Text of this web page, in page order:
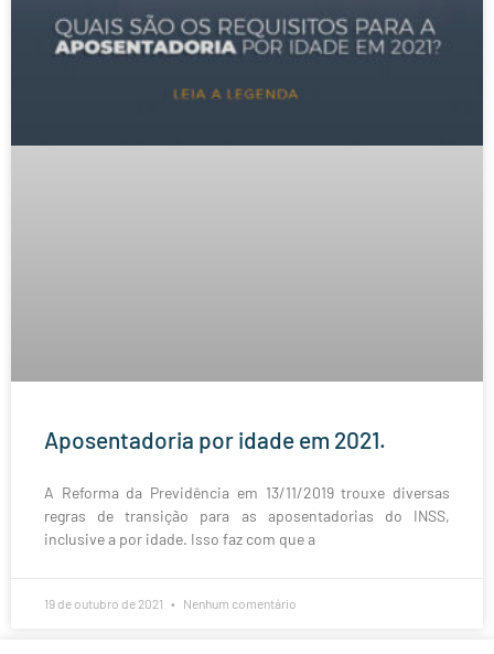
Aposentadoria por idade em 2021.
A Reforma da Previdência em 13/11/2019 trouxe diversas
regras de transição para as aposentadorias do INSS,
inclusive a por idade. Isso faz com que a
19 de outubro de 2021 Nenhum comentário